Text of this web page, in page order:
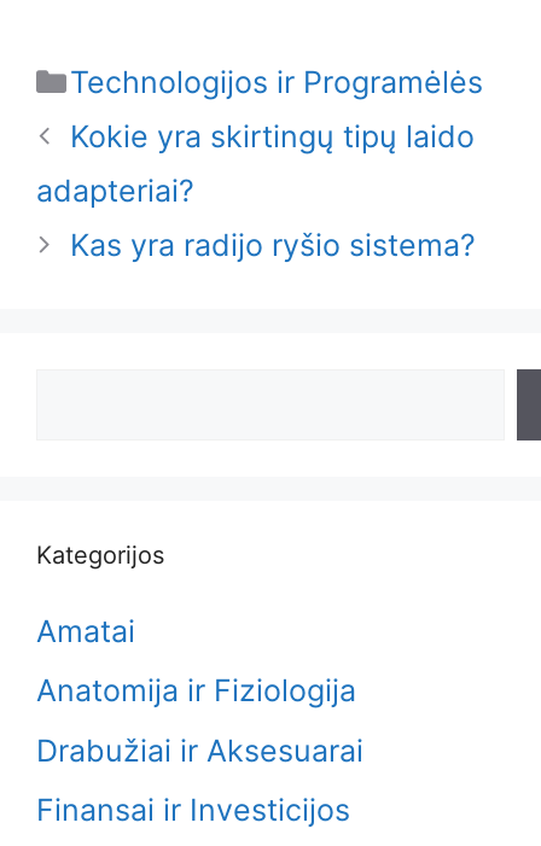
Categories
Technologijos ir Programėlės
Kokie yra skirtingų tipų laido
adapteriai?
Kas yra radijo ryšio sistema?
Kategorijos
Amatai
Anatomija ir Fiziologija
Drabužiai ir Aksesuarai
Finansai ir Investicijos